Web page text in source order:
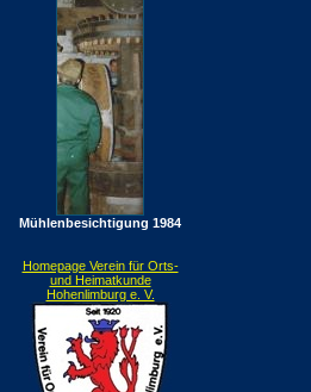
Mühlenbesichtigung 1984
Homepage Verein für Orts-
und Heimatkunde
Hohenlimburg e. V.